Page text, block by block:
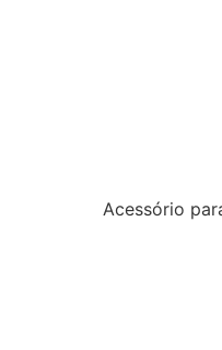
Acessório